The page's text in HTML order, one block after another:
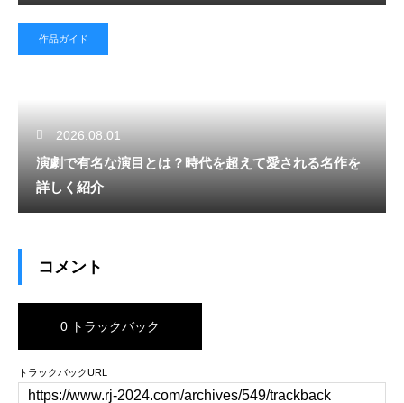
作品ガイド
2026.08.01
演劇で有名な演目とは？時代を超えて愛される名作を
詳しく紹介
コメント
0 トラックバック
トラックバックURL